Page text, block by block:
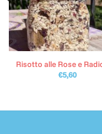
Risotto alle Rose e
€5,60